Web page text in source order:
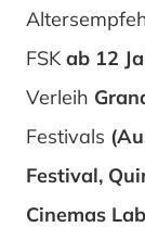
FSK ab 12
Verleih
Festivals
Festival,
Cinemas